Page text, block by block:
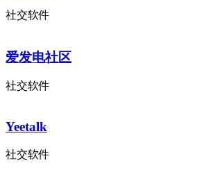
社交软件
爱发电社区
社交软件
Yeetalk
社交软件